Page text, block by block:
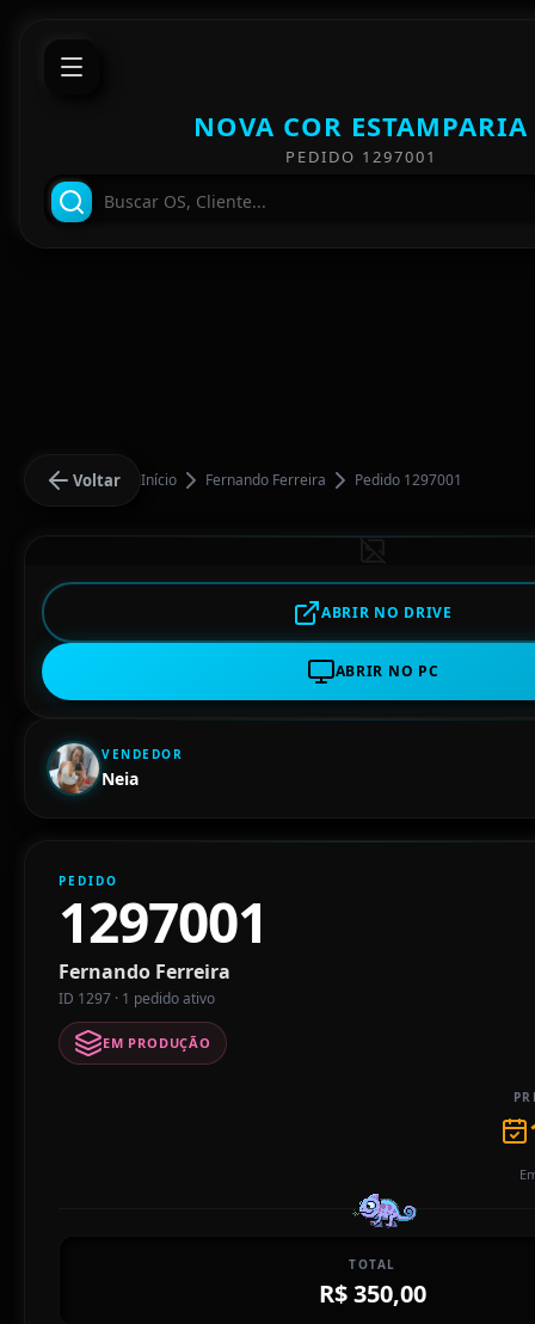
NOVA COR ESTAMPARIA
PEDIDO 1297001
Voltar Início Fernando Ferreira Pedido 1297001
ABRIR NO DRIVE
ABRIR NO PC
VENDEDOR
Neia
PEDIDO
1297001
Fernando Ferreira
ID 1297 · 1 pedido ativo
EM PRODUÇÃO
TOTAL
R$ 350,00